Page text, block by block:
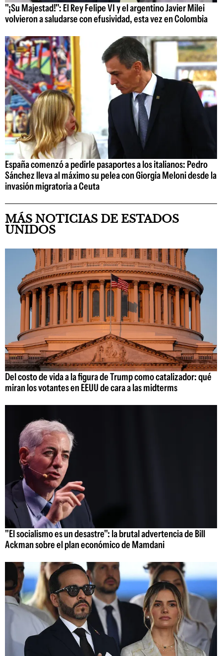
"¡Su Majestad!": El Rey Felipe VI y el argentino Javier Milei
volvieron a saludarse con efusividad, esta vez en Colombia
España comenzó a pedirle pasaportes a los italianos: Pedro
Sánchez lleva al máximo su pelea con Giorgia Meloni desde la
invasión migratoria a Ceuta
MÁS NOTICIAS DE ESTADOS
UNIDOS
Del costo de vida a la figura de Trump como catalizador: qué
miran los votantes en EEUU de cara a las midterms
"El socialismo es un desastre": la brutal advertencia de Bill
Ackman sobre el plan económico de Mamdani